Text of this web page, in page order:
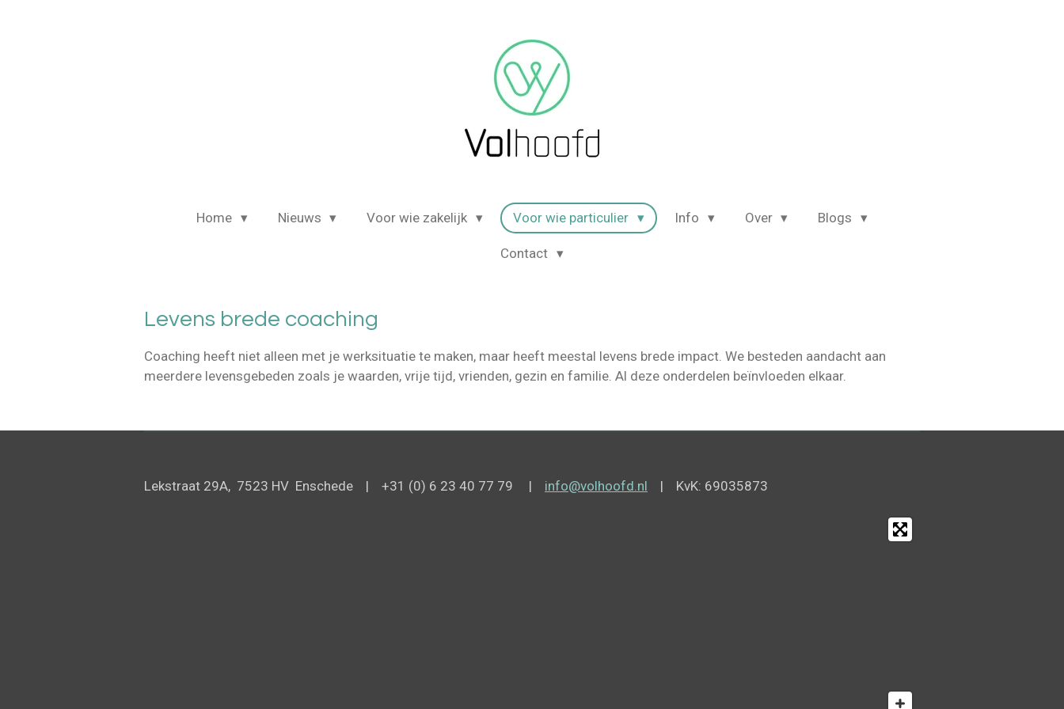
Home Nieuws Voor wie zakelijk Voor wie particulier Info Over Blogs
Contact
Levens brede coaching
Coaching heeft niet alleen met je werksituatie te maken, maar heeft meestal levens brede impact. We besteden aandacht aan
meerdere levensgebeden zoals je waarden, vrije tijd, vrienden, gezin en familie. Al deze onderdelen beïnvloeden elkaar.
Lekstraat 29A, 7523 HV Enschede | +31 (0) 6 23 40 77 79 | info@volhoofd.nl | KvK: 69035873